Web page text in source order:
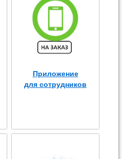
Приложение
для сотрудников